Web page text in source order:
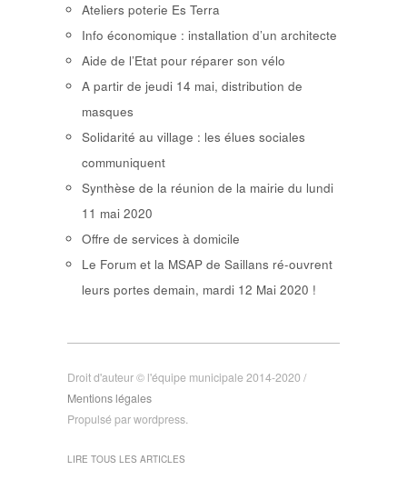
Ateliers poterie Es Terra
Info économique : installation d’un architecte
Aide de l’Etat pour réparer son vélo
A partir de jeudi 14 mai, distribution de
masques
Solidarité au village : les élues sociales
communiquent
Synthèse de la réunion de la mairie du lundi
11 mai 2020
Offre de services à domicile
Le Forum et la MSAP de Saillans ré-ouvrent
leurs portes demain, mardi 12 Mai 2020 !
Droit d'auteur © l'équipe municipale 2014-2020 /
Mentions légales
Propulsé par wordpress.
LIRE TOUS LES ARTICLES